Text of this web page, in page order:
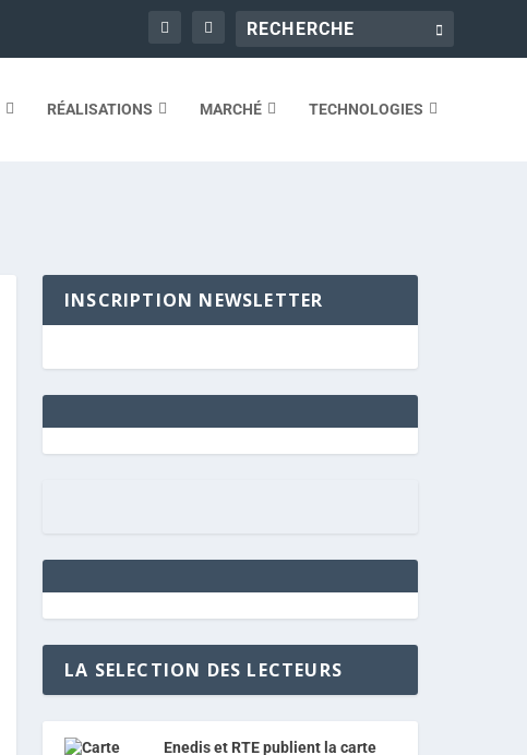
RÉALISATIONS MARCHÉ TECHNOLOGIES
INSCRIPTION NEWSLETTER
LA SELECTION DES LECTEURS
Enedis et RTE publient la carte